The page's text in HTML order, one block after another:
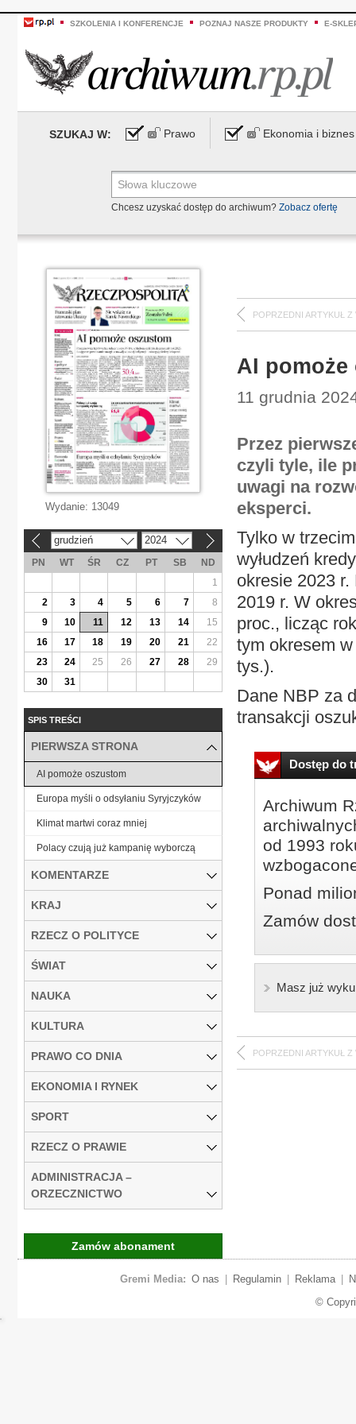
SZKOLENIA I KONFERENCJE POZNAJ NASZE PRODUKTY E-
SZUKAJ W: Prawo Ekonomia i biznes
Chcesz uzyskać dostęp do archiwum? Zobacz ofertę
POPRZEDNI ARTYKUŁ Z
AI pomoże
11 grudnia
Przez
czyli tyle, ile
uwagi na
eksperci.
Tylko w
wyłudzeń
okresie 2023
2019 r. W
proc., licząc
tym okresem
tys.).
Dane NBP za
transakcji
Dostęp do
Archiwum
od 1993
Ponad
Zamów
Masz już
POPRZEDNI ARTYKUŁ Z
Wydanie: 13049
grudzień 2024
PN WT ŚR CZ PT SB
ND
1
2
3 4 5 6 7
8
9
10 11 12 13 14
15
16
17 18 19 20 21
22
23
24 25 26 27 28
29
30
31
SPIS TREŚCI
PIERWSZA STRONA
AI pomoże oszustom
Europa myśli o odsyłaniu Syryjczyków
Klimat martwi coraz mniej
Polacy czują już kampanię wyborczą
KOMENTARZE
KRAJ
RZECZ O POLITYCE
ŚWIAT
NAUKA
KULTURA
PRAWO CO DNIA
EKONOMIA I RYNEK
SPORT
RZECZ O PRAWIE
ADMINISTRACJA –
ORZECZNICTWO
Zamów abonament
Gremi Media: O nas Regulamin Reklama
©